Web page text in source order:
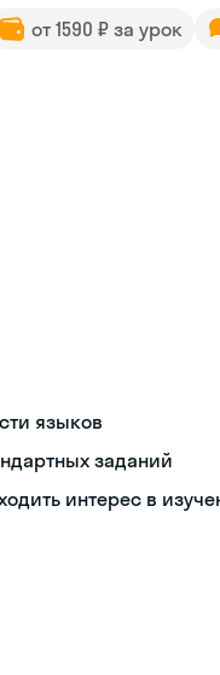
от 1590 ₽ за урок
языков
заданий
интерес в